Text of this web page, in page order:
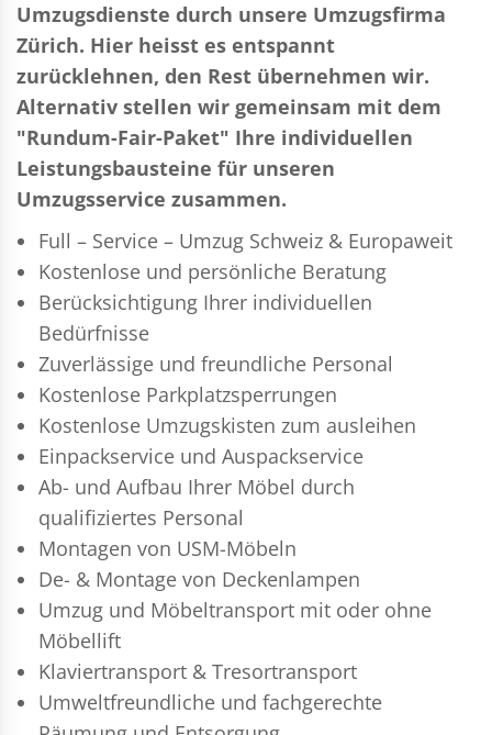
Umzugsdienste durch unsere Umzugsfirma
Zürich. Hier heisst es entspannt
zurücklehnen, den Rest übernehmen wir.
Alternativ stellen wir gemeinsam mit dem
"Rundum-Fair-Paket" Ihre individuellen
Leistungsbausteine für unseren
Umzugsservice zusammen.
Full – Service – Umzug Schweiz & Europaweit
Kostenlose und persönliche Beratung
Berücksichtigung Ihrer individuellen
Bedürfnisse
Zuverlässige und freundliche Personal
Kostenlose Parkplatzsperrungen
Kostenlose Umzugskisten zum ausleihen
Einpackservice und Auspackservice
Ab- und Aufbau Ihrer Möbel durch
qualifiziertes Personal
Montagen von USM-Möbeln
De- & Montage von Deckenlampen
Umzug und Möbeltransport mit oder ohne
Möbellift
Klaviertransport & Tresortransport
Umweltfreundliche und fachgerechte